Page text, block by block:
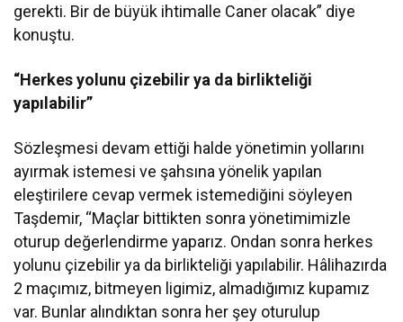
gerekti. Bir de büyük ihtimalle Caner olacak” diye
konuştu.
“Herkes yolunu çizebilir ya da birlikteliği
yapılabilir”
Sözleşmesi devam ettiği halde yönetimin yollarını
ayırmak istemesi ve şahsına yönelik yapılan
eleştirilere cevap vermek istemediğini söyleyen
Taşdemir, “Maçlar bittikten sonra yönetimimizle
oturup değerlendirme yaparız. Ondan sonra herkes
yolunu çizebilir ya da birlikteliği yapılabilir. Hâlihazırda
2 maçımız, bitmeyen ligimiz, almadığımız kupamız
var. Bunlar alındıktan sonra her şey oturulup